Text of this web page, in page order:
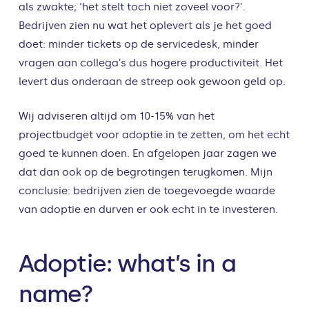
als zwakte; ‘het stelt toch niet zoveel voor?’.
Bedrijven zien nu wat het oplevert als je het goed
doet: minder tickets op de servicedesk, minder
vragen aan collega’s dus hogere productiviteit. Het
levert dus onderaan de streep ook gewoon geld op.
Wij adviseren altijd om 10-15% van het
projectbudget voor adoptie in te zetten, om het echt
goed te kunnen doen. En afgelopen jaar zagen we
dat dan ook op de begrotingen terugkomen. Mijn
conclusie: bedrijven zien de toegevoegde waarde
van adoptie en durven er ook echt in te investeren.
Adoptie: what’s in a
name?